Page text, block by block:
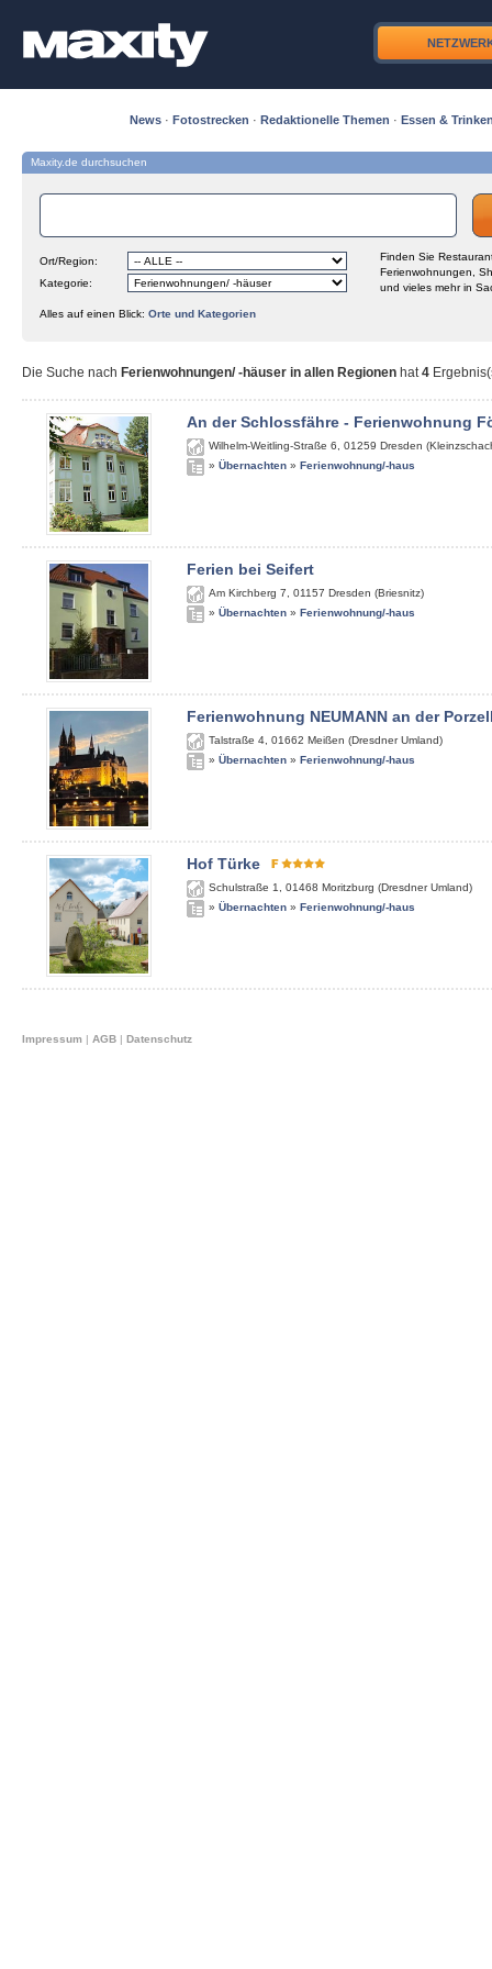
News · Fotostrecken · Redaktionelle Themen · Essen &
Maxity.de durchsuchen
Ort/Region:
Kategorie:
Finden Sie
Ferienwohnungen,
und vieles mehr in
Alles auf einen Blick: Orte und Kategorien
Die Suche nach Ferienwohnungen/ -häuser in allen Regionen hat4
An der Schlossfähre - Ferienwohnung
Wilhelm-Weitling-Straße 6 01259 Dresden
» Übernachten » Ferienwohnung/-haus
Ferien bei Seifert
Am Kirchberg 7 01157 Dresden (Briesnitz)
» Übernachten » Ferienwohnung/-haus
Ferienwohnung NEUMANN an der
Talstraße 4 01662 Meißen (Dresdner Umland)
» Übernachten » Ferienwohnung/-haus
Hof Türke
Schulstraße 1 01468 Moritzburg (Dresdner Umland)
» Übernachten » Ferienwohnung/-haus
Impressum | AGB | Datenschutz